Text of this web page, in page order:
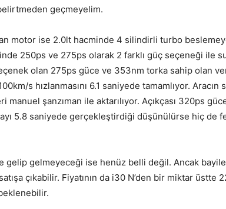
geçmeyelim.
motor ise 2.0lt hacminde 4 silindirli turbo
250ps ve 275ps olarak 2 farklı güç seçeneği ile
olan 275ps güce ve 353nm torka sahip olan
s hızlanmasını 6.1 saniyede tamamlıyor.
manuel şanzıman ile aktarılıyor. Açıkçası 320ps
5.8 saniyede gerçekleştirdiği düşünülürse hiç de
gelip gelmeyeceği ise henüz belli değil. Ancak
çıkabilir. Fiyatının da i30 N’den bir miktar üstte